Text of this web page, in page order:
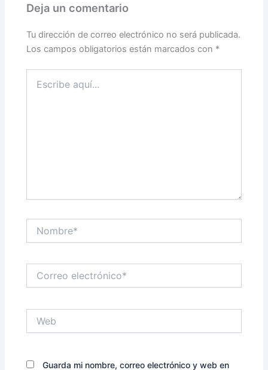
Deja un comentario
Tu dirección de correo electrónico no será publicada.
Los campos obligatorios están marcados con *
aquí...
electrónico*
Guarda mi nombre, correo electrónico y web en